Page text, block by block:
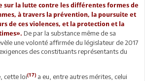
sur la lutte contre les différentes formes de
à travers la prévention, la poursuite et
de ces violences, et la protection et la
De par la substance même de sa
une volonté affirmée du législateur de 2017
des constituants représentants du
cette loi(17) a eu, entre autres mérites, celui